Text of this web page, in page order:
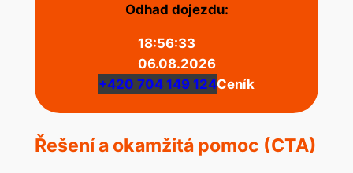
Odhad dojezdu:
18:56:33
06.08.2026
+420 704 149 124Ceník
Řešení a okamžitá pomoc (CTA)